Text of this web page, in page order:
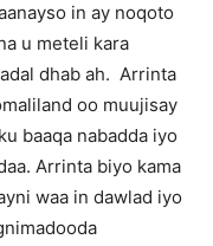
in ay noqoto
u meteli kara
dhab ah. Arrinta
oo muujisay
baaqa nabadda iyo
Arrinta biyo kama
waa in dawlad iyo